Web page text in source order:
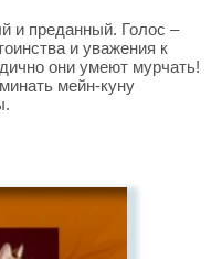
и преданный. Голос –
и уважения к
они умеют мурчать!
мейн-куну